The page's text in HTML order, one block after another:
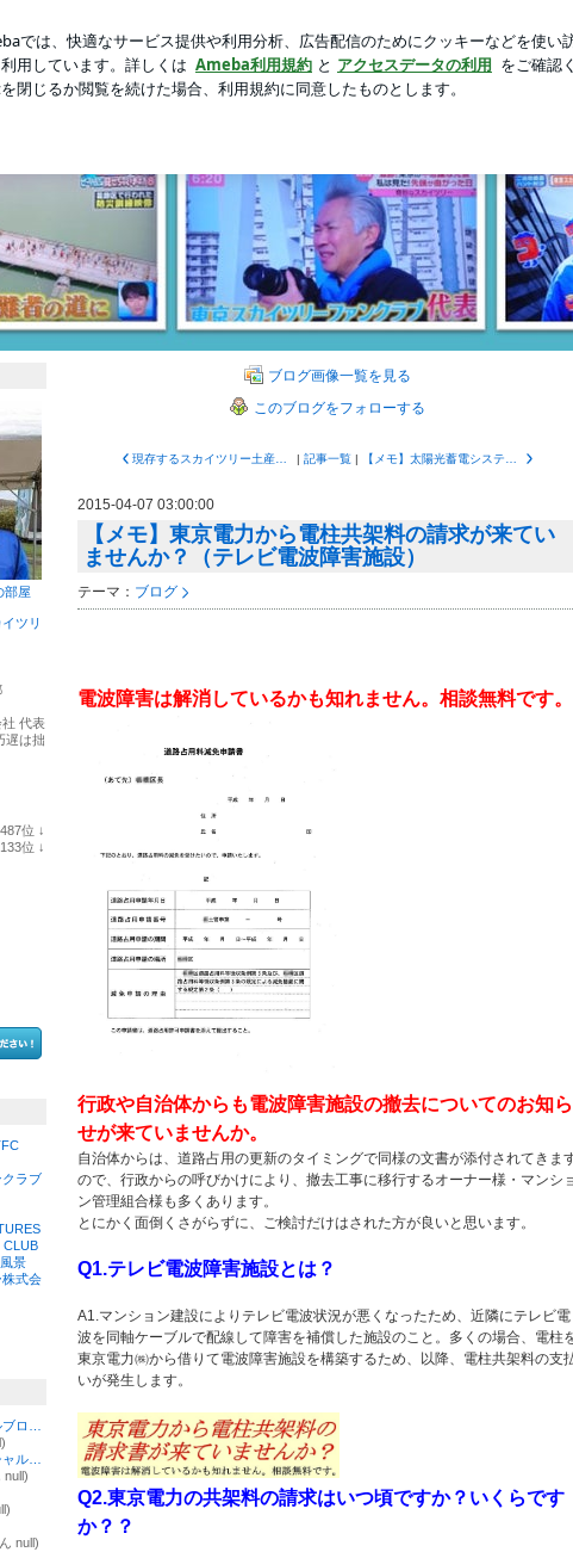
？（テレビ電波障害施設） | 東京スカイツリーファンクラブブ
相手が購入した上下
イツリーファンクラブブロ
の社長のブログです。弊社は東京タワーが開業した昭和33年（1958）にテレビアンテ
部屋
ツリ
代表
は拙
位 ↓
133位 ↓
ラブ
CLUB
景
式会
null)
null)
ブログ画像一覧を見る
このブログをフォローする
| 記事一覧 |
2015-04-07 03:00:00
【メモ】東京電力から電柱共架料の請求が来てい
ませんか？（テレビ電波障害施設）
テーマ： ブログ
電波障害は解消しているかも知れません。相談無料です。
行政や自治体からも電波障害施設の撤去についてのお知ら
せが来ていませんか。
自治体からは、道路占用の更新のタイミングで同様の文書が添付されてきま
ので、行政からの呼びかけにより、撤去工事に移行するオーナー様・マンシ
ン管理組合様も多くあります。
とにかく面倒くさがらずに、ご検討だけはされた方が良いと思います。
Q1.テレビ電波障害施設とは？
A1.マンション建設によりテレビ電波状況が悪くなったため、近隣にテレビ電
波を同軸ケーブルで配線して障害を補償した施設のこと。多くの場合、電柱
東京電力㈱から借りて電波障害施設を構築するため、以降、電柱共架料の支
いが発生します。
Q2.東京電力の共架料の請求はいつ頃ですか？いくらです
か？？